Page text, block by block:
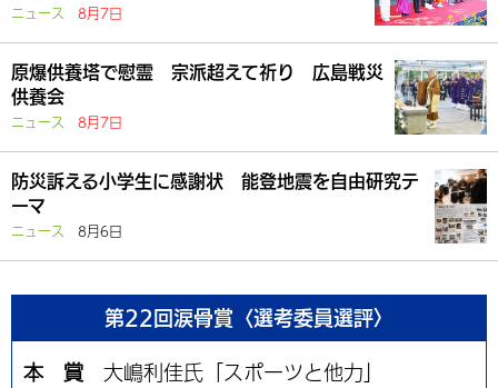
ニュース 8月7日
原爆供養塔で慰霊 宗派超えて祈り 広島戦災
供養会
ニュース 8月7日
防災訴える小学生に感謝状 能登地震を自由研究テ
ーマ
ニュース 8月6日
第22回涙骨賞〈選考委員選評〉
本 賞 大嶋利佳氏「スポーツと他力」